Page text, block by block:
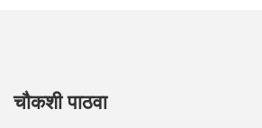
चौकशी पाठवा